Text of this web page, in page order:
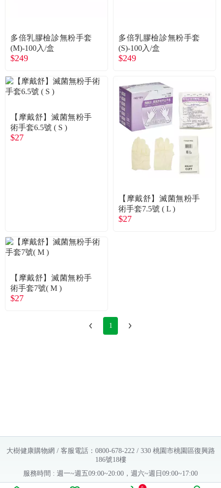
多倍乳膠檢診無粉手套
(M)-100入/盒
$249
多倍乳膠檢診無粉手套
(S)-100入/盒
$249
【摩戴舒】滅菌無粉手
術手套6.5號 ( S )
$27
【摩戴舒】滅菌無粉手
術手套7.5號 ( L )
$27
【摩戴舒】滅菌無粉手
術手套7號( M )
$27
1
大樹健康購物網 / 客服電話：0800-678-222 / 330 桃園市桃園區復興路
186號18樓
服務時間 : 週一~週五09:00~20:00，週六~週日09:00~17:00